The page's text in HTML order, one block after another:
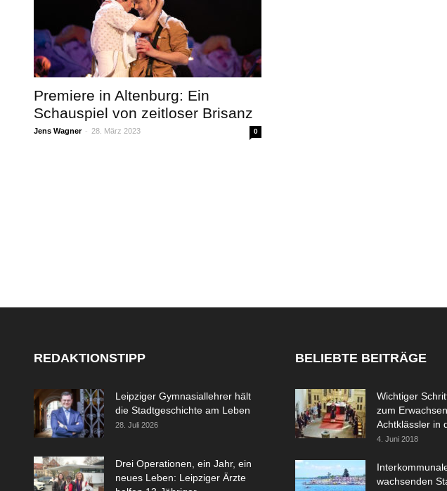
Premiere in Altenburg: Ein
Schauspiel von zeitloser Brisanz
Jens Wagner - 28. März 2023 0
REDAKTIONSTIPP
Leipziger Gymnasiallehrer hält
die Stadtgeschichte am Leben
28. Juli 2026
Drei Operationen, ein Jahr, ein
neues Leben: Leipziger Ärzte
BELIEBTE BEITRÄGE
Wichtiger
zum
Achtklässler in
4. Juni 2018
wachsenden